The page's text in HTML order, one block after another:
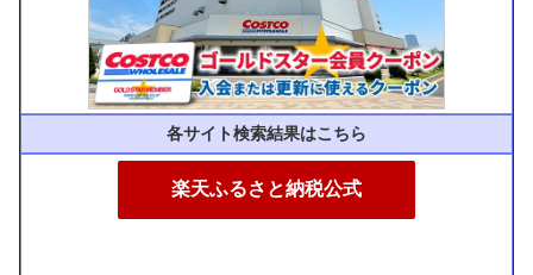
各サイト検索結果はこちら
楽天ふるさと納税公式